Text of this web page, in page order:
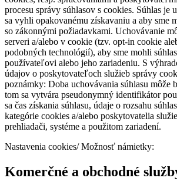
procesu správy súhlasov s cookies. Súhlas je
sa vyhli opakovanému získavaniu a aby sme
so zákonnými požiadavkami. Uchovávanie
serveri a/alebo v cookie (tzv. opt-in cookie
podobných technológií), aby sme mohli
používateľovi alebo jeho zariadeniu. S
údajov o poskytovateľoch služieb správy
poznámky: Doba uchovávania súhlasu môže
tom sa vytvára pseudonymný identifikátor
sa čas získania súhlasu, údaje o rozsahu
kategórie cookies a/alebo poskytovatelia
prehliadači, systéme a použitom zariadení.
Nastavenia cookies/ Možnosť námietky:
Komerčné a obchodné